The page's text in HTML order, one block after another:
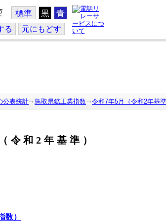
標準 黒 青
る 元にもどす
公表統計 鳥取県鉱工業指数 令和7年5月（令和2年基
令和2年基準）
）